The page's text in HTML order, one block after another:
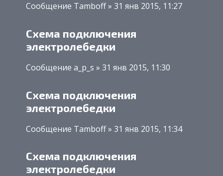
Сообщение Tamboff » 31 янв 2015, 11:27
Схема подключения
электролебедки
Сообщение a_p_s » 31 янв 2015, 11:30
Схема подключения
электролебедки
Сообщение Tamboff » 31 янв 2015, 11:34
Схема подключения
электролебедки